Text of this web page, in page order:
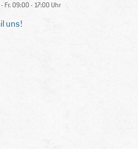
- Fr. 09:00 - 17:00 Uhr
uns!